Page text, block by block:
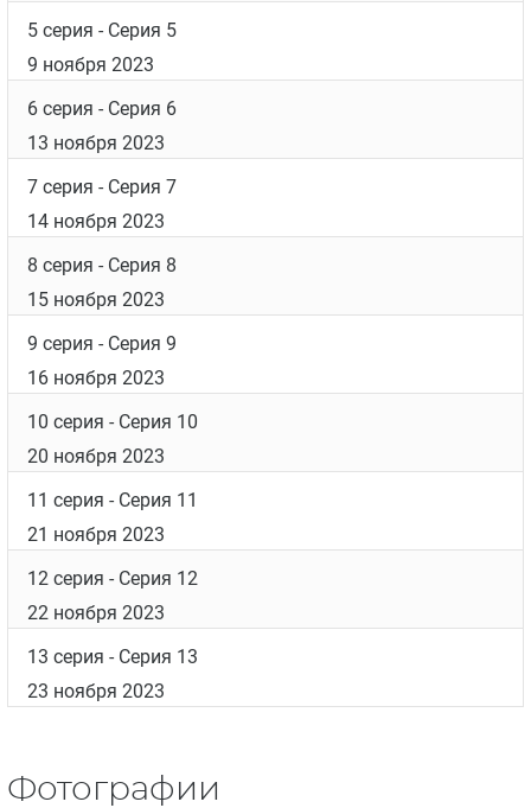
5 серия - Серия 5
9 ноября 2023
6 серия - Серия 6
13 ноября 2023
7 серия - Серия 7
14 ноября 2023
8 серия - Серия 8
15 ноября 2023
9 серия - Серия 9
16 ноября 2023
10 серия - Серия 10
20 ноября 2023
11 серия - Серия 11
21 ноября 2023
12 серия - Серия 12
22 ноября 2023
13 серия - Серия 13
23 ноября 2023
Фотографии